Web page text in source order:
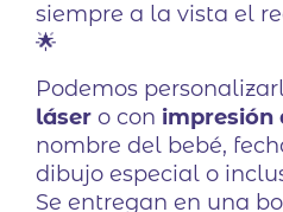
siempre a la vista el
🌟
Podemos
láser o con impresión
nombre del bebé,
dibujo especial o
Se entregan en una